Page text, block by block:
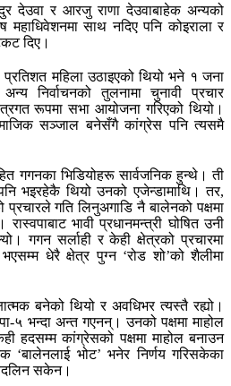
देउवा र आरजु राणा देउवाबाहेक अन्यको
महाधिवेशनमा साथ नदिए पनि कोइराला र
दिए।
प्रतिशत महिला उठाइएको थियो भने १ जना
निर्वाचनको तुलनामा चुनावी प्रचार
रूपमा सभा आयोजना गरिएको थियो।
सञ्जाल बनेसँगै कांग्रेस पनि त्यसमै
गगनका भिडियोहरू सार्वजनिक हुन्थे। ती
भइरहेकै थियो उनको एजेन्डामाथि। तर,
प्रचारले गति लिनुअगाडि नै बालेनको पक्षमा
भावी प्रधानमन्त्री घोषित उनी
गगन सर्लाही र केही क्षेत्रको प्रचारमा
धेरै क्षेत्र पुग्न ‘रोड शो’को शैलीमा
बनेको थियो र अवधिभर त्यस्तै रह्यो।
५ भन्दा अन्त गएनन्। उनको पक्षमा माहोल
कांग्रेसको पक्षमा माहोल बनाउन
भोट’ भनेर निर्णय गरिसकेका
सकेन।